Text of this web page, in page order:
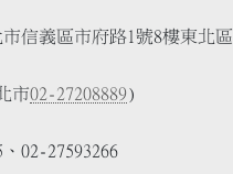
市信義區市府路1號8樓東北區
市02-27208889)
02-27593266